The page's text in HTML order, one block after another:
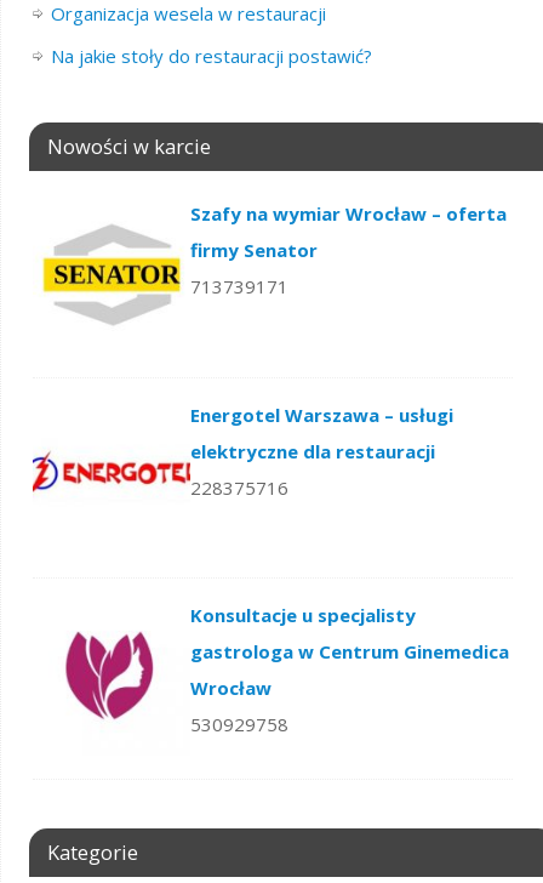
Organizacja wesela w restauracji
Na jakie stoły do restauracji postawić?
Nowości w karcie
Szafy na wymiar Wrocław – oferta
firmy Senator
713739171
Energotel Warszawa – usługi
elektryczne dla restauracji
228375716
Konsultacje u specjalisty
gastrologa w Centrum Ginemedica
Wrocław
530929758
Kategorie